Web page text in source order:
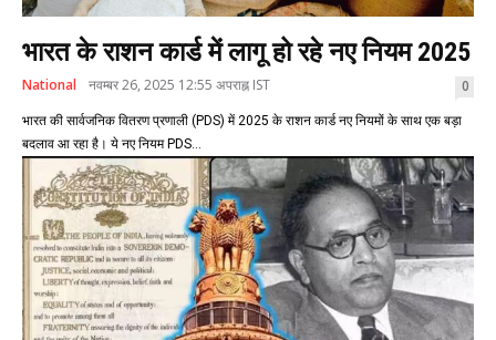
भारत के राशन कार्ड में लागू हो रहे नए नियम 2025
National नवम्बर 26, 2025 12:55 अपराह्न IST 0
भारत की सार्वजनिक वितरण प्रणाली (PDS) में 2025 के राशन कार्ड नए नियमों के साथ एक बड़ा
बदलाव आ रहा है। ये नए नियम PDS...